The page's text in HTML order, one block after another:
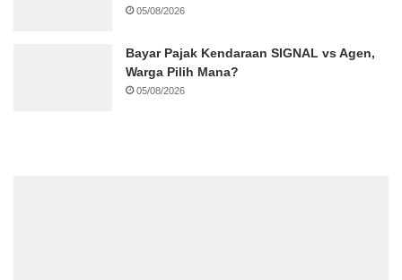
05/08/2026
Bayar Pajak Kendaraan SIGNAL vs Agen,
Warga Pilih Mana?
05/08/2026